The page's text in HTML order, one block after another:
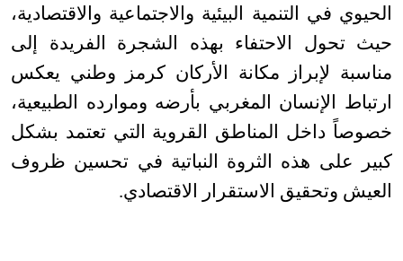
الحيوي في التنمية البيئية والاجتماعية والاقتصادية،
حيث تحول الاحتفاء بهذه الشجرة الفريدة إلى
مناسبة لإبراز مكانة الأركان كرمز وطني يعكس
ارتباط الإنسان المغربي بأرضه وموارده الطبيعية،
خصوصاً داخل المناطق القروية التي تعتمد بشكل
كبير على هذه الثروة النباتية في تحسين ظروف
العيش وتحقيق الاستقرار الاقتصادي.